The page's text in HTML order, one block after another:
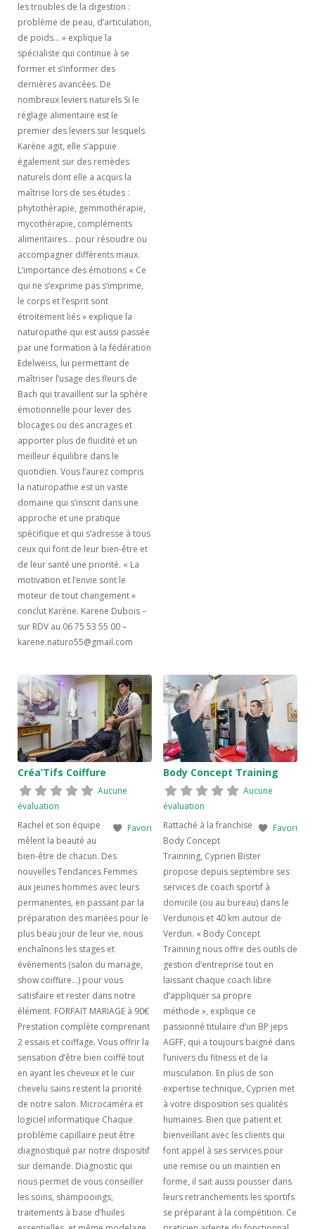
les troubles de la digestion :
problème de peau, d’articulation,
de poids… » explique la
spécialiste qui continue à se
former et s’informer des
dernières avancées. De
nombreux leviers naturels Si le
réglage alimentaire est le
premier des leviers sur lesquels
Karène agit, elle s’appuie
également sur des remèdes
naturels dont elle a acquis la
maîtrise lors de ses études :
phytothérapie, gemmothérapie,
mycothérapie, compléments
alimentaires… pour résoudre ou
accompagner différents maux.
L’importance des émotions « Ce
qui ne s’exprime pas s’imprime,
le corps et l’esprit sont
étroitement liés » explique la
naturopathe qui est aussi passée
par une formation à la fédération
Edelweiss, lui permettant de
maîtriser l’usage des fleurs de
Bach qui travaillent sur la sphère
émotionnelle pour lever des
blocages ou des ancrages et
apporter plus de fluidité et un
meilleur équilibre dans le
quotidien. Vous l’aurez compris
la naturopathie est un vaste
domaine qui s’inscrit dans une
approche et une pratique
spécifique et qui s’adresse à tous
ceux qui font de leur bien-être et
de leur santé une priorité. « La
motivation et l’envie sont le
moteur de tout changement »
conclut Karène. Karene Dubois –
sur RDV au 06 75 53 55 00 –
karene.naturo55@gmail.com
Créa’Tifs Coiffure
Aucune
évaluation
Favori
Rachel et son équipe
mêlent la beauté au
bien-être de chacun. Des
nouvelles Tendances Femmes
aux jeunes hommes avec leurs
permanentes, en passant par la
préparation des mariées pour le
plus beau jour de leur vie, nous
enchaînons les stages et
évènements (salon du mariage,
show coiffure…) pour vous
satisfaire et rester dans notre
élément. FORFAIT MARIAGE à 90€
Prestation complète comprenant
2 essais et coiffage. Vous offrir la
sensation d’être bien coiffé tout
en ayant les cheveux et le cuir
chevelu sains restent la priorité
de notre salon. Microcaméra et
logiciel informatique Chaque
problème capillaire peut être
diagnostiqué par notre dispositif
sur demande. Diagnostic qui
nous permet de vous conseiller
les soins, shampooings,
traitements à base d’huiles
Body Concept Training
Aucune
évaluation
Favori
Rattaché à la franchise
Body Concept
Trainning, Cyprien Bister
propose depuis septembre ses
services de coach sportif à
domicile (ou au bureau) dans le
Verdunois et 40 km autour de
Verdun. « Body Concept
Trainning nous offre des outils de
gestion d’entreprise tout en
laissant chaque coach libre
d’appliquer sa propre
méthode », explique ce
passionné titulaire d’un BP jeps
AGFF, qui a toujours baigné dans
l’univers du fitness et de la
musculation. En plus de son
expertise technique, Cyprien met
à votre disposition ses qualités
humaines. Bien que patient et
bienveillant avec les clients qui
font appel à ses services pour
une remise ou un maintien en
forme, il sait aussi pousser dans
leurs retranchements les sportifs
se préparant à la compétition. Ce